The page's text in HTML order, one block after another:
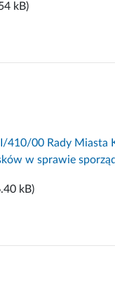
kB)
410/00 Rady Miasta
w sprawie
kB)